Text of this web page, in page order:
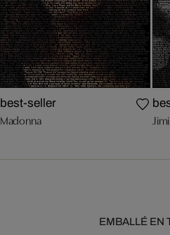
best-seller
Madonna
EMBALLÉ EN